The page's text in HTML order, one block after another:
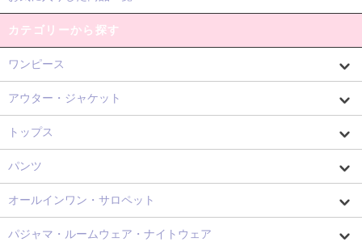
カテゴリーから探す
ワンピース
アウター・ジャケット
トップス
パンツ
オールインワン・サロペット
パジャマ・ルームウェア・ナイトウェア